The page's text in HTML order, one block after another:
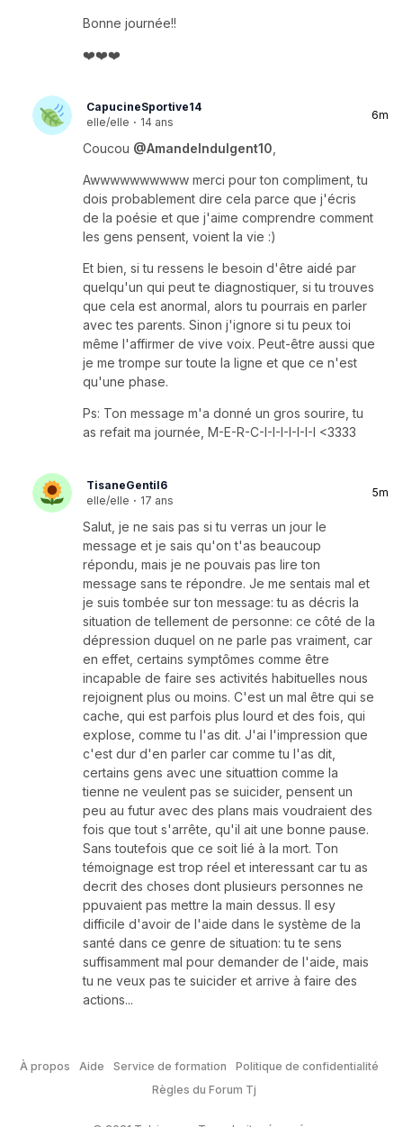
Bonne journée!!
❤️❤️❤️
CapucineSportive14
elle/elle · 14 ans
6m
Coucou @AmandeIndulgent10
Awwwwwwwwww merci pour ton compliment, tu
dois probablement dire cela parce que j'écris
de la poésie et que j'aime comprendre comment
les gens pensent, voient la vie :)
Et bien, si tu ressens le besoin d'être aidé par
quelqu'un qui peut te diagnostiquer, si tu trouves
que cela est anormal, alors tu pourrais en parler
avec tes parents. Sinon j'ignore si tu peux toi
même l'affirmer de vive voix. Peut-être aussi que
je me trompe sur toute la ligne et que ce n'est
qu'une phase.
Ps: Ton message m'a donné un gros sourire, tu
as refait ma journée, M-E-R-C-I-I-I-I-I-I-I <3333
TisaneGentil6
elle/elle · 17 ans
5m
Salut, je ne sais pas si tu verras un jour le
message et je sais qu'on t'as beaucoup
répondu, mais je ne pouvais pas lire ton
message sans te répondre. Je me sentais mal et
je suis tombée sur ton message: tu as décris la
situation de tellement de personne: ce côté de la
dépression duquel on ne parle pas vraiment, car
en effet, certains symptômes comme être
incapable de faire ses activités habituelles nous
rejoignent plus ou moins. C'est un mal être qui se
cache, qui est parfois plus lourd et des fois, qui
explose, comme tu l'as dit. J'ai l'impression que
c'est dur d'en parler car comme tu l'as dit,
certains gens avec une situattion comme la
tienne ne veulent pas se suicider, pensent un
peu au futur avec des plans mais voudraient des
fois que tout s'arrête, qu'il ait une bonne pause.
Sans toutefois que ce soit lié à la mort. Ton
témoignage est trop réel et interessant car tu as
decrit des choses dont plusieurs personnes ne
ppuvaient pas mettre la main dessus. Il esy
difficile d'avoir de l'aide dans le système de la
santé dans ce genre de situation: tu te sens
suffisamment mal pour demander de l'aide, mais
tu ne veux pas te suicider et arrive à faire des
actions...
À propos Aide Service de formation
Politique de confidentialité
Règles du Forum Tj